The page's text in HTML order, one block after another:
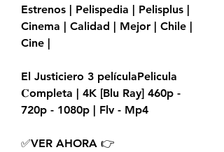
Estrenos | Pelispedia | Pelisplus |
Cinema | Calidad | Mejor | Chile |
Cine |
El Justiciero 3 películaPelicula
𝐂ompleta | 4K [Blu Ray] 460p -
720p - 1080p | Flv - Mp4
✅VER AHORA 👉